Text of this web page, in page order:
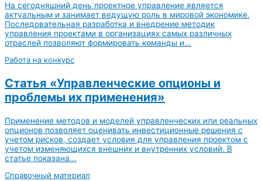
На сегодняшний день проектное управление является
актуальным и занимает ведущую роль в мировой экономике.
Последовательная разработка и внедрение методик
управления проектами в организациях самых различных
отраслей позволяют формировать команды и...
Работа на конкурс
Статья «Управленческие опционы и
проблемы их применения»
Применение методов и моделей управленческих или реальных
опционов позволяет оценивать инвестиционные решения с
учетом рисков, создает условия для управления проектом с
учетом изменяющихся внешних и внутренних условий. В
статье показана...
Справочный материал